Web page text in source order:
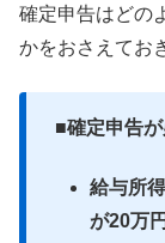
確定申告はどの
かをおさえてお
■確定申告
給与所
が20万